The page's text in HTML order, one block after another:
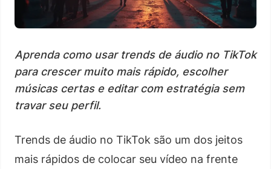
Aprenda como usar trends de áudio no TikTok
para crescer muito mais rápido, escolher
músicas certas e editar com estratégia sem
travar seu perfil.
Trends de áudio no TikTok são um dos jeitos
mais rápidos de colocar seu vídeo na frente